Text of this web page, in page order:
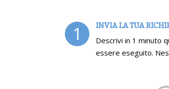
1 INVIA LA TUA
Descrivi in 1 minuto
essere eseguito.